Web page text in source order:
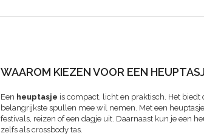
WAAROM KIEZEN VOOR EEN
Een heuptasje is compact, licht en praktisch. Het
belangrijkste spullen mee wil nemen. Met een
festivals, reizen of een dagje uit. Daarnaast kun je een
zelfs als crossbody tas.